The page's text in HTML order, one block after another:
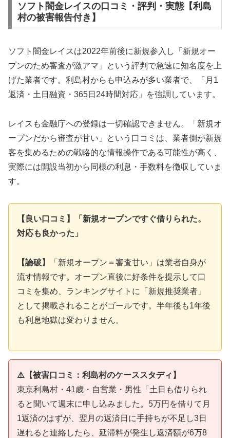
ソフト闇金レイスの口コミ・評判・実態【利島
村の被害報告付き】
ソフト闇金レイスは2022年前後に新規参入し「新規オー
プンのため審査が激アマ」という評判で急速に知名度を上
げた業者です。利島村からも申込みが多い業者で、「月1
返済・土日融資・365日24時間対応」を強調しています。
レイスも金融庁への登録は一切確認できません。「新規オ
ープンだから審査が甘い」という口コミは、業者側が新規
客を集めるための戦略的な情報操作である可能性が高く、
実際には開設当初から同様の利息・手数料を徴収していま
す。
【良い口コミ】「新規オープンですぐ借りられた。
対応も良かった」
【論破】
「新規オープン＝審査甘い」は業者自身が
流す情報です。オープン直後に好条件を提示して口
コミを集め、ランキングサイトに「新規推奨業者」
として掲載されることがゴールです。半年後も1年後
も利息地獄は変わりません。
⚠️【被害口コミ：利島村のケーススタディ】
東京利島村・41歳・自営業・男性「土日も借りられ
ると聞いて週末に申し込みました。5万円を借りて月
1返済のはずが、翌月の返済日に手持ちが不足し3日
遅れると連絡したら、延滞料が発生し返済額が6万8